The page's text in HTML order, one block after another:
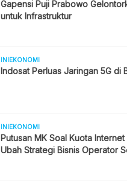
Gapensi Puji Prabowo
untuk Infrastruktur
INIEKONOMI
Indosat Perluas Jaringan 5G di
INIEKONOMI
Putusan MK Soal Kuota
Ubah Strategi Bisnis Operator